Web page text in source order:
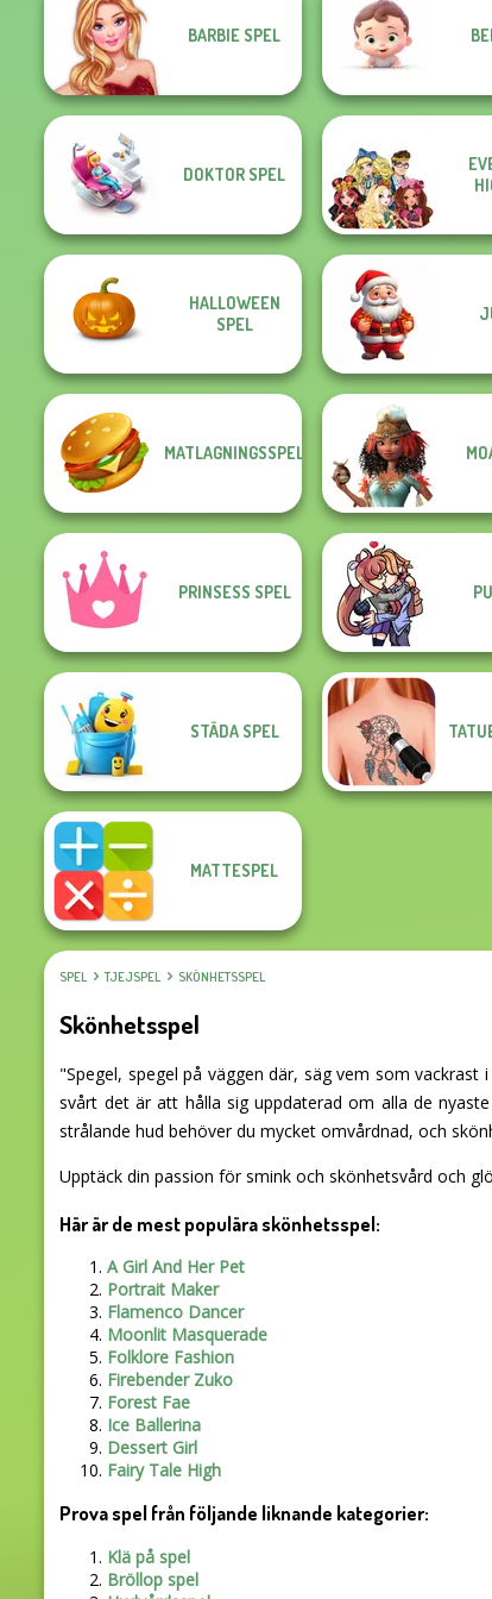
BARBIE SPEL
DOKTOR SPEL
HALLOWEEN
SPEL
MATLAGNINGSSPEL
PRINSESS SPEL
STÄDA SPEL
MATTESPEL
SPEL TJEJSPEL SKÖNHETSSPEL
Skönhetsspel
"Spegel, spegel på väggen där, säg vem som
svårt det är att hålla sig uppdaterad om alla de
strålande hud behöver du mycket omvårdnad, och
Upptäck din passion för smink och skönhetsvård och
Här är de mest populära skönhetsspel:
A Girl And Her Pet
Portrait Maker
Flamenco Dancer
Moonlit Masquerade
Folklore Fashion
Firebender Zuko
Forest Fae
Ice Ballerina
Dessert Girl
Fairy Tale High
Prova spel från följande liknande kategorier:
Klä på spel
Bröllop spel